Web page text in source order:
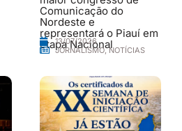
Comunicação do
Nordeste e
representará o Piauí em
etapa Nacional
13/07/2026
JORNALISMO,NOTÍCIAS